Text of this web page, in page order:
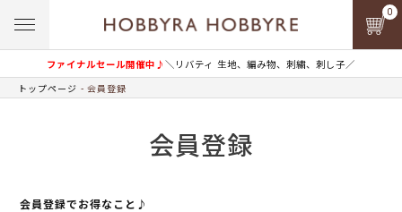
ファイナルセール開催中♪＼リバティ 生地、編み物、刺繍、刺し子／
0
トップページ 会員登録
会員登録
会員登録でお得なこと♪